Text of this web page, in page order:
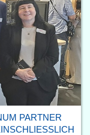
PARTNER
D